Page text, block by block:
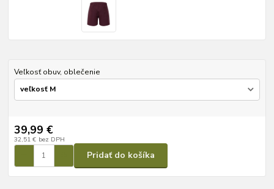
Veľkosť obuv, oblečenie
39,99 €
32,51 € bez DPH
Pridať do košíka